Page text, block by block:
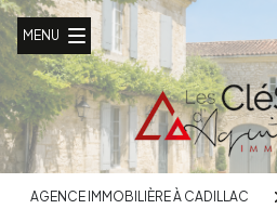
MENU
AGENCE IMMOBILIÈRE À CADILLAC